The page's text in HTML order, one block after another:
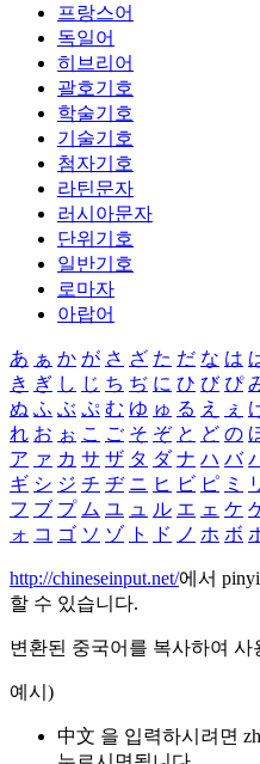
프랑스어
독일어
히브리어
괄호기호
학술기호
기술기호
첨자기호
라틴문자
러시아문자
단위기호
일반기호
로마자
아랍어
あ ぁ か が さ ざ た だ な は
き ぎ し じ ち ぢ に ひ び ぴ
ぬ ふ ぶ ぷ む ゆ ゅ る え ぇ
れ お ぉ こ ご そ ぞ と ど の
ア ァ カ サ ザ タ ダ ナ ハ バ
ギ シ ジ チ ヂ ニ ヒ ビ ピ ミ
フ ブ プ ム ユ ュ ル エ ェ ケ
ォ コ ゴ ソ ゾ ト ド ノ ホ ボ
http://chineseinput.net/에서
할 수 있습니다.
변환된 중국어를 복사하여 사
예시)
中文 을 입력하시려면